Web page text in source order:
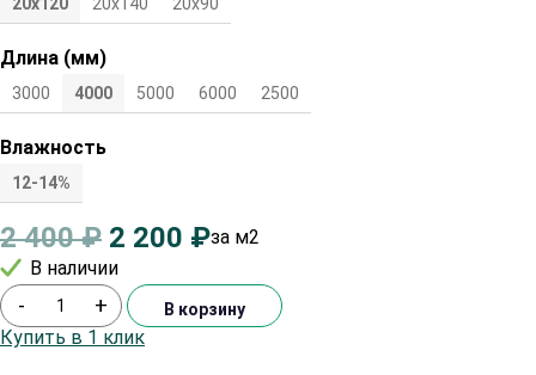
Длина (мм)
3000 4000 5000 6000 2500
Влажность
12-14%
2 400₽ 2 200 ₽за м2
В наличии
- + В корзину
Купить в 1 клик